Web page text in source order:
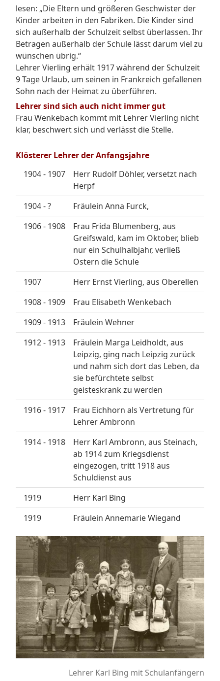
lesen: „Die Eltern und größeren Geschwister der
Kinder arbeiten in den Fabriken. Die Kinder sind
sich außerhalb der Schulzeit selbst überlassen. Ihr
Betragen außerhalb der Schule lässt darum viel zu
wünschen übrig.“
Lehrer Vierling erhält 1917 während der Schulzeit
9 Tage Urlaub, um seinen in Frankreich gefallenen
Sohn nach der Heimat zu überführen.
Lehrer sind sich auch nicht immer gut
Frau Wenkebach kommt mit Lehrer Vierling nicht
klar, beschwert sich und verlässt die Stelle.
Klösterer Lehrer der Anfangsjahre
1904 - 1907
Herr Rudolf Döhler, versetzt nach
Herpf
1904 - ?
Fräulein Anna Furck,
1906 - 1908
Frau Frida Blumenberg, aus
Greifswald, kam im Oktober, blieb
nur ein Schulhalbjahr, verließ
Ostern die Schule
1907
Herr Ernst Vierling, aus Oberellen
1908 - 1909
Frau Elisabeth Wenkebach
1909 - 1913
Fräulein Wehner
1912 - 1913
Fräulein Marga Leidholdt, aus
Leipzig, ging nach Leipzig zurück
und nahm sich dort das Leben, da
sie befürchtete selbst
geisteskrank zu werden
1916 - 1917
Frau Eichhorn als Vertretung für
Lehrer Ambronn
1914 - 1918
Herr Karl Ambronn, aus Steinach,
ab 1914 zum Kriegsdienst
eingezogen, tritt 1918 aus
Schuldienst aus
1919
Herr Karl Bing
1919
Fräulein Annemarie Wiegand
Lehrer Karl Bing mit Schulanfängern